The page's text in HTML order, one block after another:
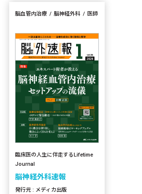
脳血管内治療 脳神経外科 医師
臨床医の人生に伴走するLifetime
Journal
脳神経外科速報
発行元 : メディカ出版